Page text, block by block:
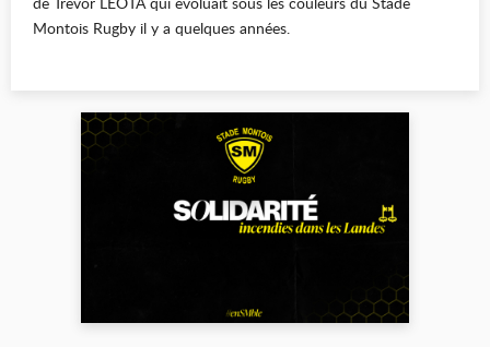
Montois Rugby il y a quelques années.